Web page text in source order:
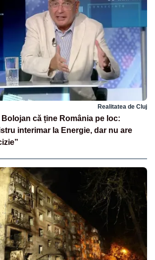
Realitatea de Cluj
Bolojan că ține România pe loc:
interimar la Energie, dar nu are